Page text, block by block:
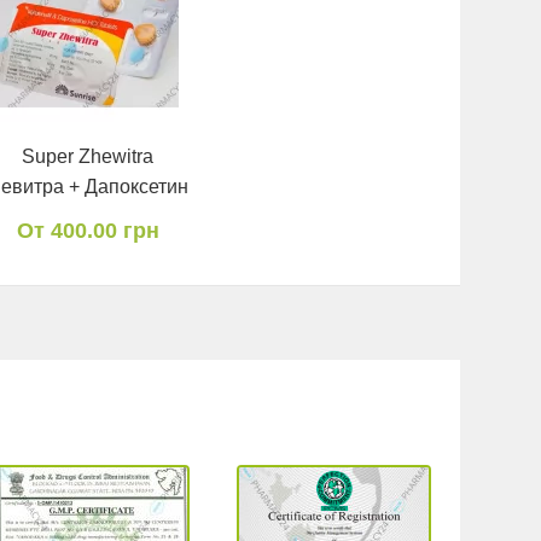
Super Zhewitra
+ Дапоксетин
От 400.00 грн